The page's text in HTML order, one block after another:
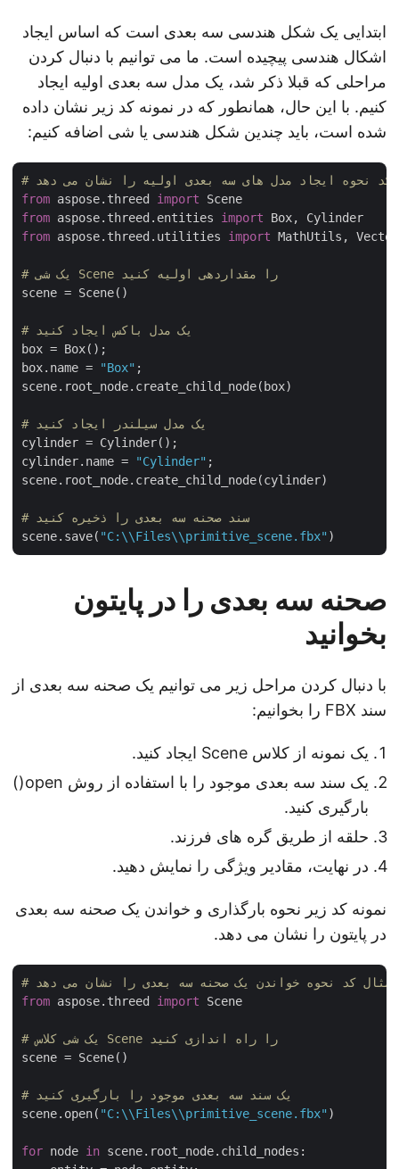
ابتدایی یک شکل هندسی سه بعدی است که اساس ایجاد
اشکال هندسی پیچیده است. ما می توانیم با دنبال کردن
مراحلی که قبلا ذکر شد، یک مدل سه بعدی اولیه ایجاد
کنیم. با این حال، همانطور که در نمونه کد زیر نشان داده
شده است، باید چندین شکل هندسی یا شی اضافه کنیم:
کد نحوه ایجاد مدل های سه بعدی اولیه را نشان می دهد
from aspose.threed import
from aspose.threed.entities import
from aspose.threed.utilities import MathUtils,
# یک شی Scene را مقداردهی اولیه کنید
scene = Scene()
# یک مدل باکس ایجاد کنید
box = Box();
box.name = "Box"
scene.root_node.create_child_node(box)
# یک مدل سیلندر ایجاد کنید
cylinder = Cylinder();
cylinder.name = "Cylinder"
scene.root_node.create_child_node(cylinder)
# سند صحنه سه بعدی را ذخیره کنید
scene.save("C:\\Files\\primitive_scene.fbx"
صحنه سه بعدی را در پایتون
بخوانید
با دنبال کردن مراحل زیر می توانیم یک صحنه سه بعدی از
سند FBX را بخوانیم:
یک نمونه از کلاس Scene ایجاد کنید.
یک سند سه بعدی موجود را با استفاده از روش open()
بارگیری کنید.
حلقه از طریق گره های فرزند.
در نهایت، مقادیر ویژگی را نمایش دهید.
نمونه کد زیر نحوه بارگذاری و خواندن یک صحنه سه بعدی
در پایتون را نشان می دهد.
from aspose.threed import Scene
# یک شی کلاس Scene را راه اندازی کنید
scene = Scene()
# یک سند سه بعدی موجود را بارگیری کنید
scene.open("C:\\Files\\primitive_scene.fbx"
for node in scene.root_node.child_nodes: